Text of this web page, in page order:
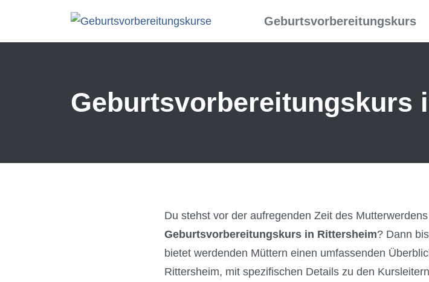
Geburtsvorbereitungskurs
Geburtsvorbereitungs­kurs
Du stehst vor der aufregenden Zeit des
Geburtsvorbereitungskurs in Rittersheim? Dann
bietet werdenden Müttern einen umfassenden
Rittersheim, mit spezifischen Details zu den